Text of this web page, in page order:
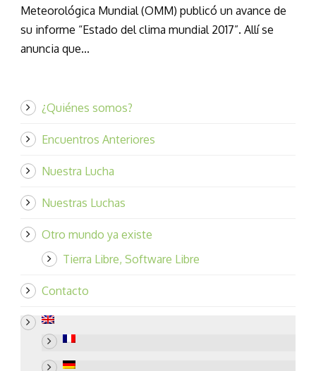
Meteorológica Mundial (OMM) publicó un avance de
su informe “Estado del clima mundial 2017”. Allí se
anuncia que...
¿Quiénes somos?
Encuentros Anteriores
Nuestra Lucha
Nuestras Luchas
Otro mundo ya existe
Tierra Libre, Software Libre
Contacto